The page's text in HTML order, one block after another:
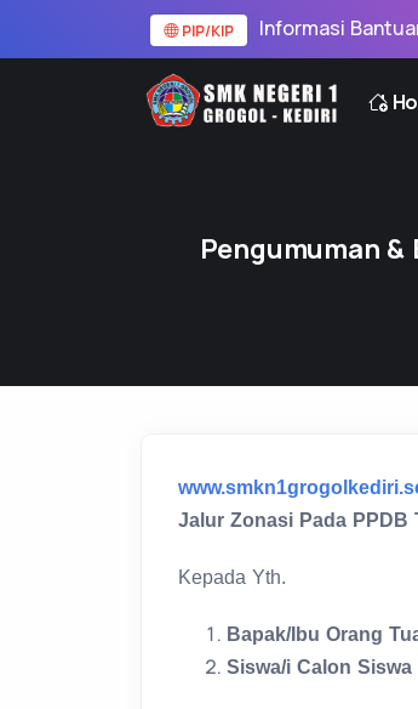
Informasi Bantuan Siswa
Pengumuman &
Jalur Zonasi Pada PPDB
Kepada Yth.
Bapak/Ibu Orang
Siswa/i Calon Siswa